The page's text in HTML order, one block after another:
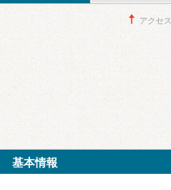
アクセ
基本情報